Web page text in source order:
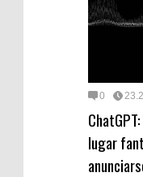
0
lugar